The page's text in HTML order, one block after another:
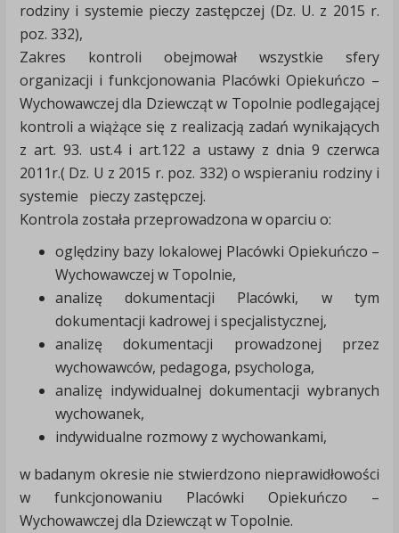
rodziny i systemie pieczy zastępczej (Dz. U. z 2015 r.
poz. 332),
Zakres kontroli obejmował wszystkie sfery
organizacji i funkcjonowania Placówki Opiekuńczo –
Wychowawczej dla Dziewcząt w Topolnie podlegającej
kontroli a wiążące się z realizacją zadań wynikających
z art. 93. ust.4 i art.122 a ustawy z dnia 9 czerwca
2011r.( Dz. U z 2015 r. poz. 332) o wspieraniu rodziny i
systemie pieczy zastępczej.
Kontrola została przeprowadzona w oparciu o:
oględziny bazy lokalowej Placówki Opiekuńczo –
Wychowawczej w Topolnie,
analizę dokumentacji Placówki, w tym
dokumentacji kadrowej i specjalistycznej,
analizę dokumentacji prowadzonej przez
wychowawców, pedagoga, psychologa,
analizę indywidualnej dokumentacji wybranych
wychowanek,
indywidualne rozmowy z wychowankami,
w badanym okresie nie stwierdzono nieprawidłowości
w funkcjonowaniu Placówki Opiekuńczo –
Wychowawczej dla Dziewcząt w Topolnie.